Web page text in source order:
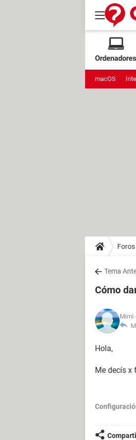
Ordenadores
macOS
Foros
Tema
Cómo
Mimi
Hola,
Me decís x